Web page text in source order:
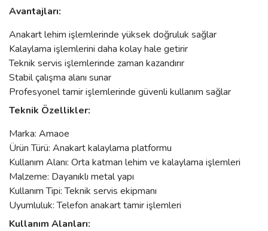
Avantajları:
Anakart lehim işlemlerinde yüksek doğruluk sağlar
Kalaylama işlemlerini daha kolay hale getirir
Teknik servis işlemlerinde zaman kazandırır
Stabil çalışma alanı sunar
Profesyonel tamir işlemlerinde güvenli kullanım sağlar
Teknik Özellikler:
Marka: Amaoe
Ürün Türü: Anakart kalaylama platformu
Kullanım Alanı: Orta katman lehim ve kalaylama işlemleri
Malzeme: Dayanıklı metal yapı
Kullanım Tipi: Teknik servis ekipmanı
Uyumluluk: Telefon anakart tamir işlemleri
Kullanım Alanları: